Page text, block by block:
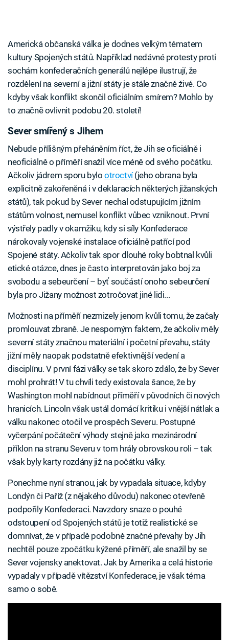
Americká občanská válka je dodnes velkým tématem
kultury Spojených států. Například nedávné protesty proti
sochám konfederačních generálů nejlépe ilustrují, že
rozdělení na severní a jižní státy je stále značně živé. Co
kdyby však konflikt skončil oficiálním smírem? Mohlo by
to značně ovlivnit podobu 20. století!
Sever smířený s Jihem
Nebude přílišným přeháněním říct, že Jih se oficiálně i
neoficiálně o příměří snažil více méně od svého počátku.
Ačkoliv jádrem sporu bylootroctví(jeho obrana byla
explicitně zakořeněná i v deklaracích některých jižanských
států), tak pokud by Sever nechal odstupujícím jižním
státům volnost, nemusel konflikt vůbec vzniknout. První
výstřely padly v okamžiku, kdy si síly Konfederace
nárokovaly vojenské instalace oficiálně patřící pod
Spojené státy. Ačkoliv tak spor dlouhé roky bobtnal kvůli
etické otázce, dnes je často interpretován jako boj za
svobodu a sebeurčení – byť součástí onoho sebeurčení
byla pro Jižany možnost zotročovat jiné lidi...
Možnosti na příměří nezmizely jenom kvůli tomu, že začaly
promlouvat zbraně. Je nesporným faktem, že ačkoliv měly
severní státy značnou materiální i početní převahu, státy
jižní měly naopak podstatně efektivnější vedení a
disciplínu. V první fázi války se tak skoro zdálo, že by Sever
mohl prohrát! V tu chvíli tedy existovala šance, že by
Washington mohl nabídnout příměří v původních či nových
hranicích. Lincoln však ustál domácí kritiku i vnější nátlak a
válku nakonec otočil ve prospěch Severu. Postupné
vyčerpání počáteční výhody stejně jako mezinárodní
příklon na stranu Severu v tom hrály obrovskou roli – tak
však byly karty rozdány již na počátku války.
Ponechme nyní stranou, jak by vypadala situace, kdyby
Londýn či Paříž (z nějakého důvodu) nakonec otevřeně
podpořily Konfederaci. Navzdory snaze o pouhé
odstoupení od Spojených států je totiž realistické se
domnívat, že v případě podobně značné převahy by Jih
nechtěl pouze zpočátku kýžené příměří, ale snažil by se
Sever vojensky anektovat. Jak by Amerika a celá historie
vypadaly v případě vítězství Konfederace, je však téma
samo o sobě.